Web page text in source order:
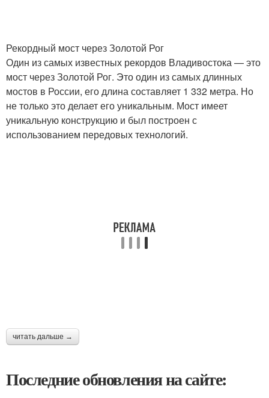
Рекордный мост через Золотой Рог
Один из самых известных рекордов Владивостока — это
мост через Золотой Рог. Это один из самых длинных
мостов в России, его длина составляет 1 332 метра. Но
не только это делает его уникальным. Мост имеет
уникальную конструкцию и был построен с
использованием передовых технологий.
читать дальше →
Последние обновления на сайте: